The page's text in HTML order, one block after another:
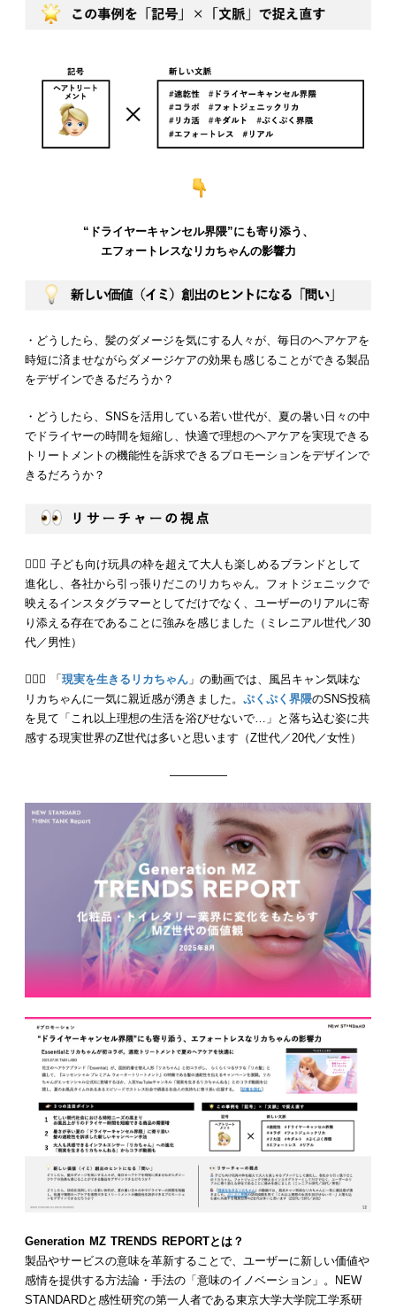
“ドライヤーキャンセル界隈”にも寄り添う、
エフォートレスなリカちゃんの影響力
・どうしたら、髪のダメージを気にする人々が、毎日のヘアケアを
時短に済ませながらダメージケアの効果も感じることができる製品
をデザインできるだろうか？
・どうしたら、SNSを活用している若い世代が、夏の暑い日々の中
でドライヤーの時間を短縮し、快適で理想のヘアケアを実現できる
トリートメントの機能性を訴求できるプロモーションをデザインで
きるだろうか？
💁🏻‍♂️ 子ども向け玩具の枠を超えて大人も楽しめるブランドとして
進化し、各社から引っ張りだこのリカちゃん。フォトジェニックで
映えるインスタグラマーとしてだけでなく、ユーザーのリアルに寄
り添える存在であることに強みを感じました（ミレニアル世代／30
代／男性）
💁🏻‍♀️ 「 現実を生きるリカちゃん 」の動画では、風呂キャン気味な
リカちゃんに一気に親近感が湧きました。 ぷくぷく界隈のSNS投稿
を見て「これ以上理想の生活を浴びせないで…」と落ち込む姿に共
感する現実世界のZ世代は多いと思います（Z世代／20代／女性）
—————
Generation MZ TRENDS REPORTとは？
製品やサービスの意味を革新することで、ユーザーに新しい価値や
感情を提供する方法論・手法の「意味のイノベーション」。NEW
STANDARDと感性研究の第一人者である東京大学大学院工学系研